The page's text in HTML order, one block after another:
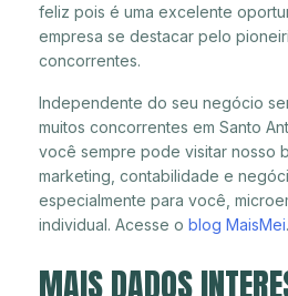
feliz pois é uma excelente
empresa se destacar pelo
concorrentes.
Independente do seu negócio
muitos concorrentes em Santo
você sempre pode visitar nosso
marketing, contabilidade e
especialmente para você,
individual. Acesse o blog MaisMei.
MAIS DADOS